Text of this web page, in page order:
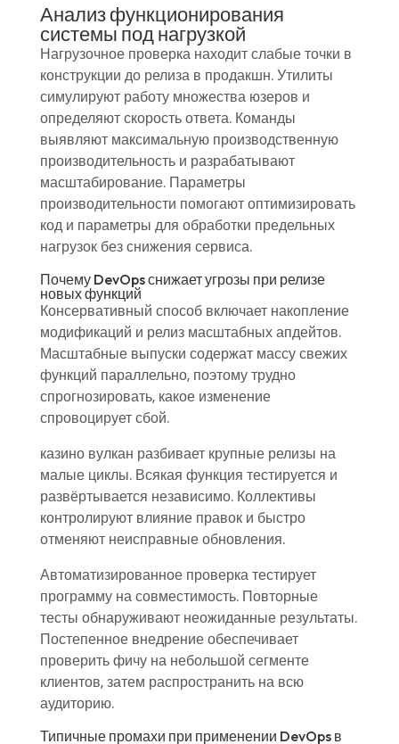
Анализ функционирования
системы под нагрузкой
Нагрузочное проверка находит слабые точки в
конструкции до релиза в продакшн. Утилиты
симулируют работу множества юзеров и
определяют скорость ответа. Команды
выявляют максимальную производственную
производительность и разрабатывают
масштабирование. Параметры
производительности помогают оптимизировать
код и параметры для обработки предельных
нагрузок без снижения сервиса.
Почему DevOps снижает угрозы при релизе
новых функций
Консервативный способ включает накопление
модификаций и релиз масштабных апдейтов.
Масштабные выпуски содержат массу свежих
функций параллельно, поэтому трудно
спрогнозировать, какое изменение
спровоцирует сбой.
казино вулкан разбивает крупные релизы на
малые циклы. Всякая функция тестируется и
развёртывается независимо. Коллективы
контролируют влияние правок и быстро
отменяют неисправные обновления.
Автоматизированное проверка тестирует
программу на совместимость. Повторные
тесты обнаруживают неожиданные результаты.
Постепенное внедрение обеспечивает
проверить фичу на небольшой сегменте
клиентов, затем распространить на всю
аудиторию.
Типичные промахи при применении DevOps в